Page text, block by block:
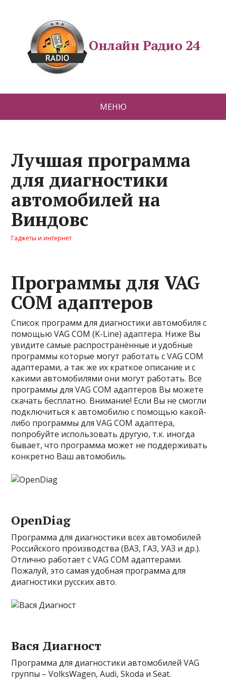
Онлайн Радио 24
МЕНЮ
Лучшая программа
для диагностики
автомобилей на
Виндовс
Гаджеты и интернет
Программы для VAG
COM адаптеров
Список программ для диагностики автомобиля с
помощью VAG COM (K-Line) адаптера. Ниже Вы
увидите самые распространённые и удобные
программы которые могут работать с VAG COM
адаптерами, а так же их краткое описание и с
какими автомобилями они могут работать. Все
программы для VAG COM адаптеров Вы можете
скачать бесплатно. Внимание! Если Вы не смогли
подключиться к автомобилю с помощью какой-
либо программы для VAG COM адаптера,
попробуйте использовать другую, т.к. иногда
бывает, что программа может не поддерживать
конкретно Ваш автомобиль.
OpenDiag
Программа для диагностики всех автомобилей
Российского производства (ВАЗ, ГАЗ, УАЗ и др.).
Отлично работает с VAG COM адаптерами.
Пожалуй, это самая удобная программа для
диагностики русских авто.
Вася Диагност
Программа для диагностики автомобилей VAG
группы – VolksWagen, Audi, Skoda и Seat.